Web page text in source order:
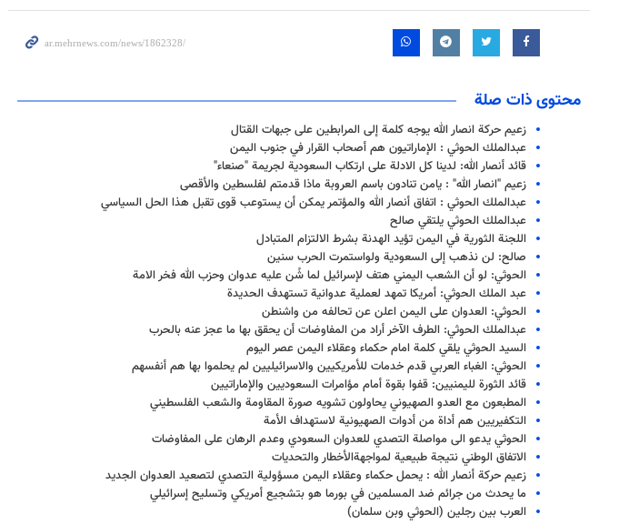
محتوى ذات صلة
زعيم حركة انصار الله يوجه كلمة إلى المرابطين على جبهات القتال
عبدالملك الحوثي : الإماراتيون هم أصحاب القرار في جنوب اليمن
قائد أنصار الله: لدينا كل الادلة على ارتكاب السعودية لجريمة "صنعاء"
زعيم "انصار الله" : يامن تنادون باسم العروبة ماذا قدمتم لفلسطين والأقصى
عبدالملك الحوثي : اتفاق أنصار الله والمؤتمر يمكن أن يستوعب قوى تقبل هذا الحل السياسي
عبدالملك الحوثي يلتقي صالح
اللجنة الثورية في اليمن تؤيد الهدنة بشرط الالتزام المتبادل
صالح: لن نذهب إلى السعودية ولواستمرت الحرب سنين
الحوثي: لو أن الشعب اليمني هتف لإسرائيل لما شُن عليه عدوان وحزب الله فخر الامة
عبد الملك الحوثي: أمريكا تمهد لعملية عدوانية تستهدف الحديدة
الحوثي: العدوان على اليمن اعلن عن تحالفه من واشنطن
عبدالملك الحوثي: الطرف الآخر أراد من المفاوضات أن يحقق بها ما عجز عنه بالحرب
السيد الحوثي يلقي كلمة امام حكماء وعقلاء اليمن عصر اليوم
الحوثي: الغباء العربي قدم خدمات للأمريكيين والاسرائيليين لم يحلموا بها هم أنفسهم
قائد الثورة لليمنيين: قفوا بقوة أمام مؤامرات السعوديين والإماراتيين
المطبعون مع العدو الصهيوني يحاولون تشويه صورة المقاومة والشعب الفلسطيني
التكفيريين هم أداة من أدوات الصهيونية لاستهداف الأمة
الحوثي يدعو الى مواصلة التصدي للعدوان السعودي وعدم الرهان على المفاوضات
الاتفاق الوطني نتيجة طبيعية لمواجهةالأخطار والتحديات
زعيم حركة أنصار الله : يحمل حكماء وعقلاء اليمن مسؤولية التصدي لتصعيد العدوان الجديد
ما يحدث من جرائم ضد المسلمين في بورما هو بتشجيع أمريكي وتسليح إسرائيلي
العرب بين رجلين (الحوثي وبن سلمان)